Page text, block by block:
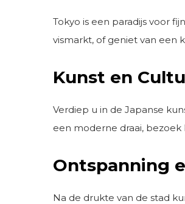
Tokyo is een paradijs voor
vismarkt, of geniet van een
Kunst en
Verdiep u in de Japanse
een moderne draai,
Ontspanning
Na de drukte van de stad